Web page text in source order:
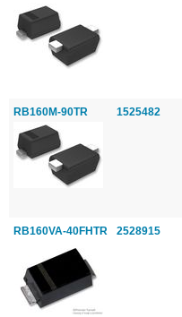
RB160M-90TR 1525482
RB160VA-40FHTR 2528915